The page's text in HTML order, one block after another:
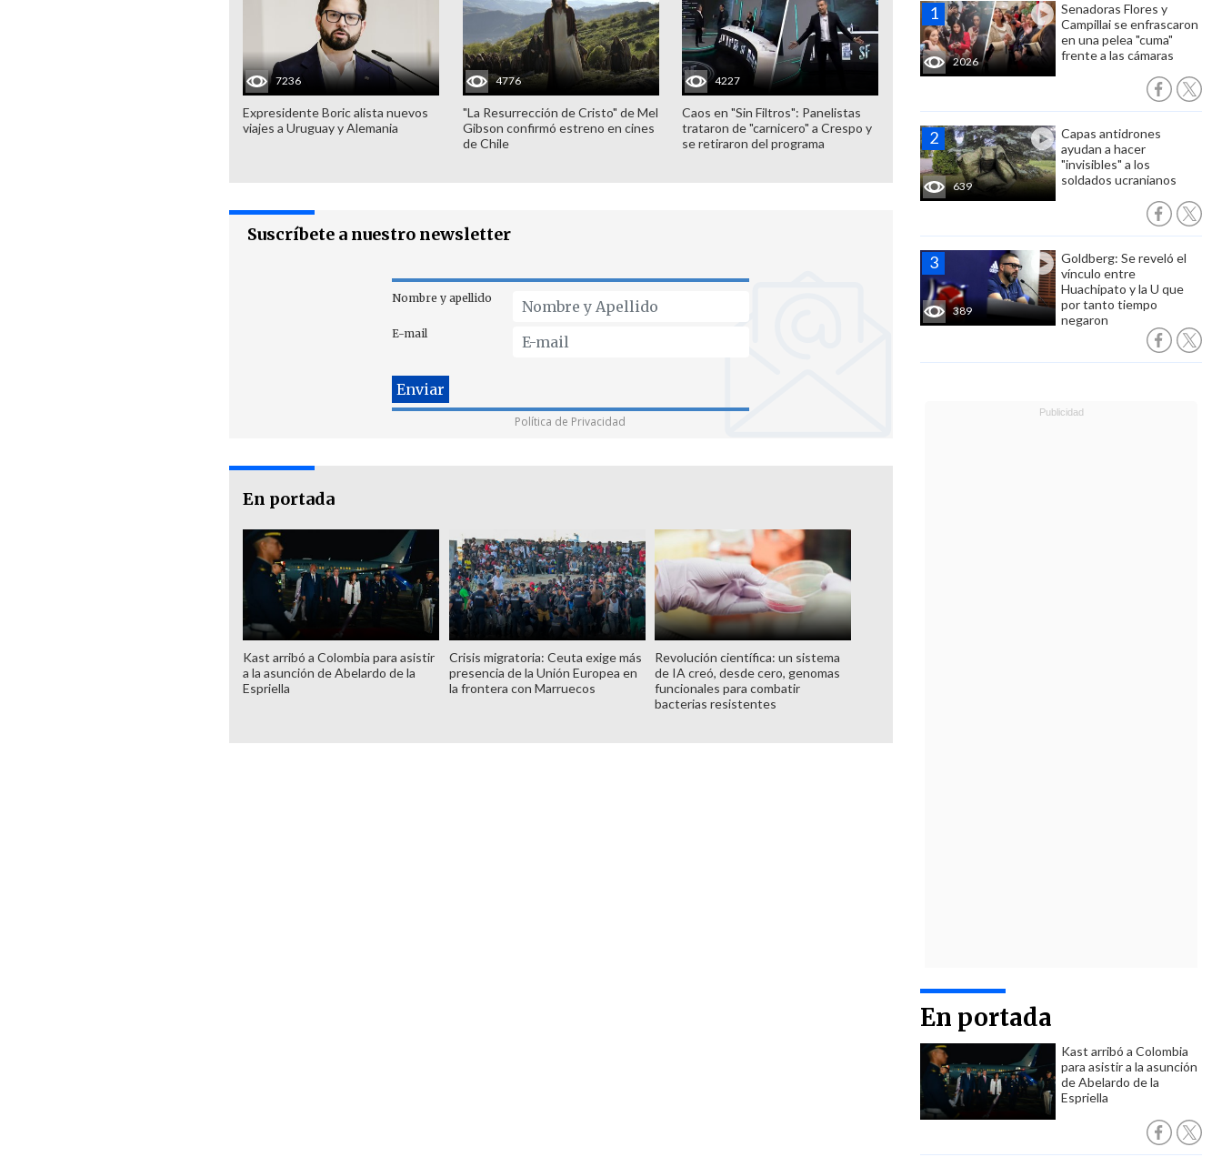
2026
Senadoras Flores y
Campillai se enfrascaron
en una pelea "cuma"
frente a las cámaras
639
Capas antidrones
ayudan a hacer
"invisibles" a los
soldados ucranianos
389
Goldberg: Se reveló el
vínculo entre
Huachipato y la U que
por tanto tiempo
negaron
En portada
Kast arribó a Colombia
para asistir a la asunción
de Abelardo de la
Espriella
7236
Expresidente Boric alista nuevos
viajes a Uruguay y Alemania
4776
"La Resurrección de Cristo" de Mel
Gibson confirmó estreno en cines
de Chile
4227
Caos en "Sin Filtros": Panelistas
trataron de "carnicero" a Crespo y
se retiraron del programa
Suscríbete a nuestro newsletter
Nombre y apellido
E-mail
Política de Privacidad
En portada
Kast arribó a Colombia para asistir
a la asunción de Abelardo de la
Espriella
Crisis migratoria: Ceuta exige más
presencia de la Unión Europea en
la frontera con Marruecos
Revolución científica: un sistema
de IA creó, desde cero, genomas
funcionales para combatir
bacterias resistentes